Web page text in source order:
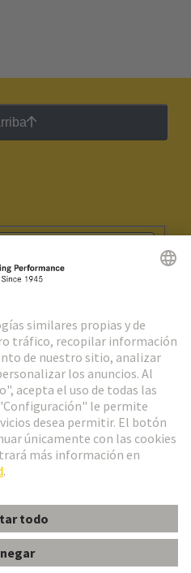
Configuración de cookies